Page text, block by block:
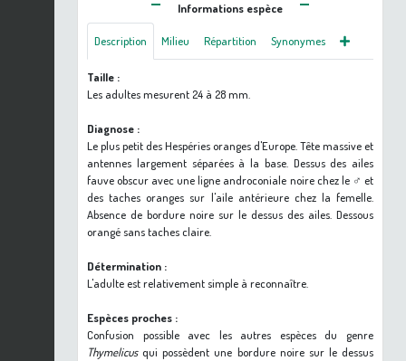
Informations espèce
Description Milieu Répartition Synonymes
Taille :
Les adultes mesurent 24 à 28 mm.
Diagnose :
Le plus petit des Hespéries oranges d'Europe. Tête massive et
antennes largement séparées à la base. Dessus des ailes
fauve obscur avec une ligne androconiale noire chez le ♂ et
des taches oranges sur l'aile antérieure chez la femelle.
Absence de bordure noire sur le dessus des ailes. Dessous
orangé sans taches claire.
Détermination :
L'adulte est relativement simple à reconnaître.
Espèces proches :
Confusion possible avec les autres espèces du genre
Thymelicusqui possèdent une bordure noire sur le dessus